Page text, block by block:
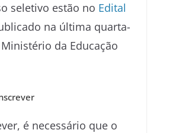
seletivo estão no Edital
na última quarta-
da Educação
é necessário que o